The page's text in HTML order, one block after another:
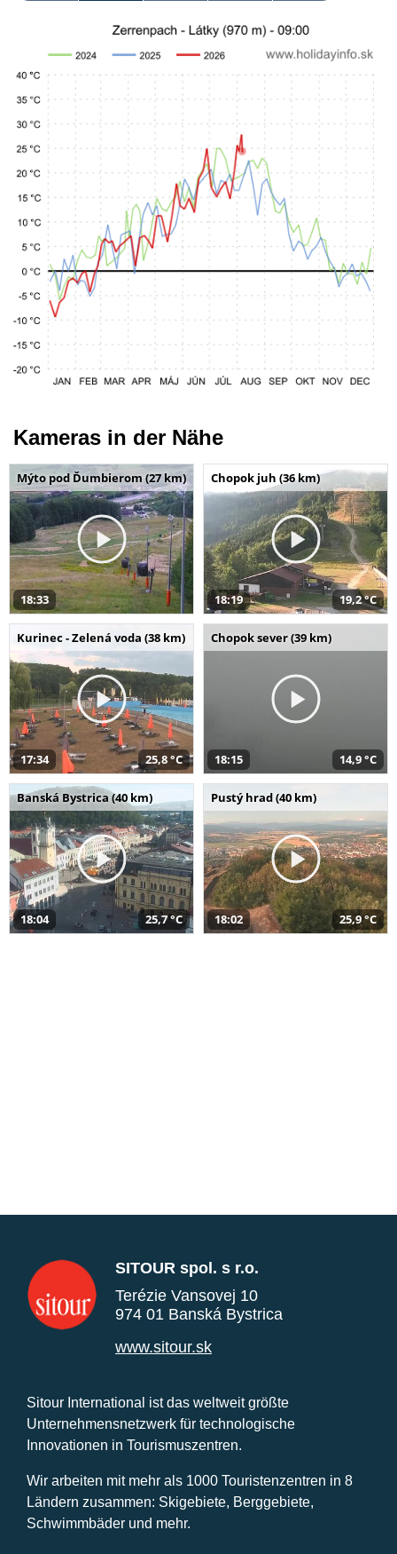
Kameras in der Nähe
Mýto pod Ďumbierom (27 km)
18:33
Chopok juh (36 km)
18:19 19,2 °C
Kurinec - Zelená voda (38 km)
17:34 25,8 °C
Chopok sever (39 km)
18:15 14,9 °C
Banská Bystrica (40 km)
18:04 25,7 °C
Pustý hrad (40 km)
18:02 25,9 °C
SITOUR spol. s r.o.
Terézie Vansovej 10
974 01 Banská Bystrica
www.sitour.sk
Sitour International ist das weltweit größte
Unternehmensnetzwerk für technologische
Innovationen in Tourismuszentren.
Wir arbeiten mit mehr als 1000 Touristenzentren in 8
Ländern zusammen: Skigebiete, Berggebiete,
Schwimmbäder und mehr.